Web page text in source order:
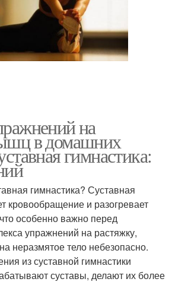
на
в домашних
гимнастика:
гимнастика? Суставная
кровообращение и разогревает
особенно важно перед
упражнений на растяжку,
неразмятое тело небезопасно.
из суставной гимнастики
суставы, делают их более